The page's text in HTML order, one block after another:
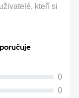
kteří si
0
0